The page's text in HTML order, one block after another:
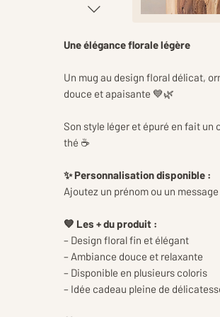
Une élégance florale légère
Un mug au design floral délicat,
douce et apaisante 💙🌿
Son style léger et épuré en fait un
thé ☕
✨ Personnalisation disponible :
Ajoutez un prénom ou un
💙 Les + du produit :
– Design floral fin et élégant
– Ambiance douce et relaxante
– Disponible en plusieurs coloris
– Idée cadeau pleine de